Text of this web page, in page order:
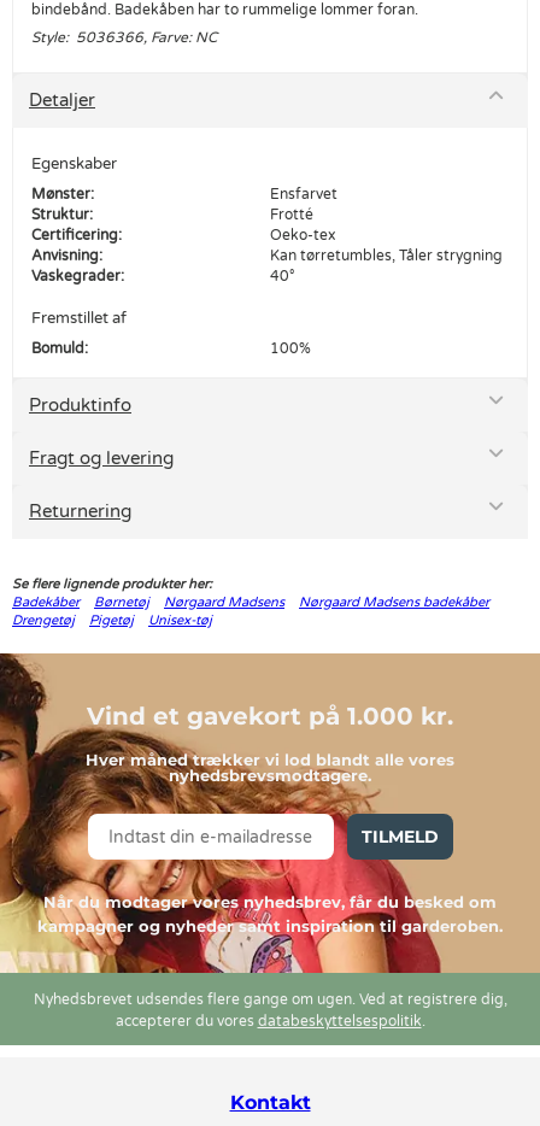
bindebånd. Badekåben har to rummelige lommer foran.
Style: 5036366, Farve: NC
Detaljer
Egenskaber
Mønster:
Ensfarvet
Struktur:
Frotté
Certificering:
Oeko-tex
Anvisning:
Kan tørretumbles, Tåler strygning
Vaskegrader:
40°
Fremstillet af
Bomuld: 100%
Produktinfo
Fragt og levering
Returnering
Se flere lignende produkter her:
Badekåber
Børnetøj Nørgaard Madsens
Nørgaard Madsens badekåber
Drengetøj
Pigetøj Unisex-tøj
Vind et gavekort på 1.000 kr.
Hver måned trækker vi lod blandt alle vores
nyhedsbrevsmodtagere.
TILMELD
Når du modtager vores nyhedsbrev, får du besked om
kampagner og nyheder samt inspiration til garderoben.
Nyhedsbrevet udsendes flere gange om ugen. Ved at registrere dig,
accepterer du vores databeskyttelsespolitik.
Kontakt